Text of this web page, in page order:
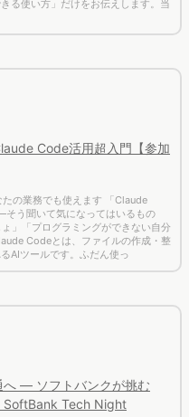
の業務でも使えます 「Claude
う聞いて気になってはいるもの
」「プログラミングができない自分
Codeとは、ファイルの作成・整
AIツールです。ふだん使っ
SoftBank Tech Night